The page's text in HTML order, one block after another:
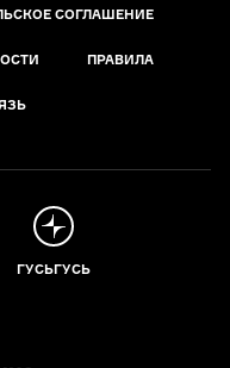
СОГЛАШЕНИЕ
ПРАВИЛА
ГУСЬГУСЬ